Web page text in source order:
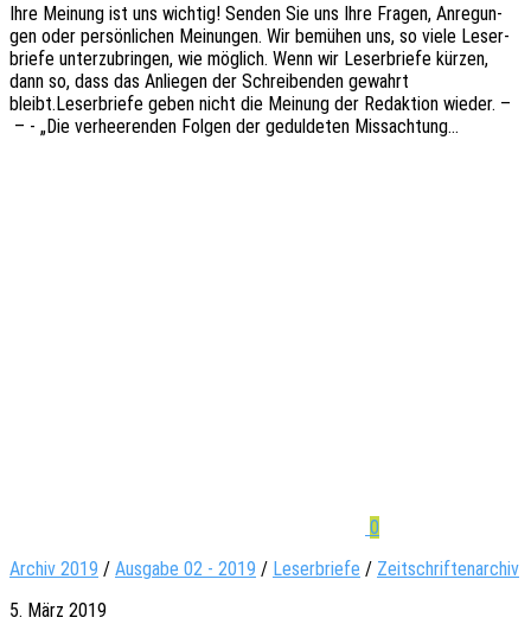
Ihre Meinung ist uns wich­tig! Senden Sie uns Ihre Fragen, Anre­gun­
gen oder persön­li­chen Meinun­gen. Wir bemü­hen uns, so viele Leser­
brie­fe unter­zu­brin­gen, wie möglich. Wenn wir Leser­brie­fe kürzen,
dann so, dass das Anlie­gen der Schrei­ben­den gewahrt
bleibt.Leserbriefe geben nicht die Meinung der Redak­ti­on wieder. –
– - „Die verhee­ren­den Folgen der gedul­de­ten Missachtung…
0
Archiv 2019 / Ausgabe 02 - 2019 / Leserbriefe / Zeitschriftenarchiv
5. März 2019